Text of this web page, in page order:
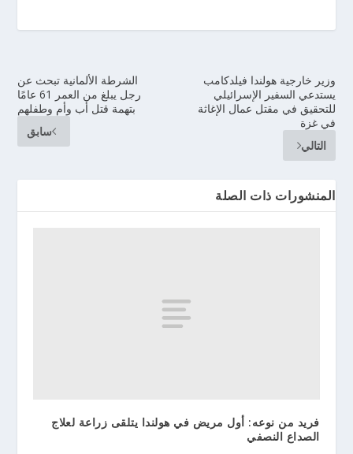
الشرطة الألمانية تبحث عن
رجل يبلغ من العمر 61 عامًا
بتهمة قتل أب وأم وطفلهم
سابق
وزير خارجية هولندا فيلدكامب
يستدعي السفير الإسرائيلي
للتحقيق في مقتل عمال الإغاثة
في غزة
التالي
المنشورات ذات الصلة
فريد من نوعه: أول مريض في هولندا يتلقى زراعة لعلاج
الصداع النصفي